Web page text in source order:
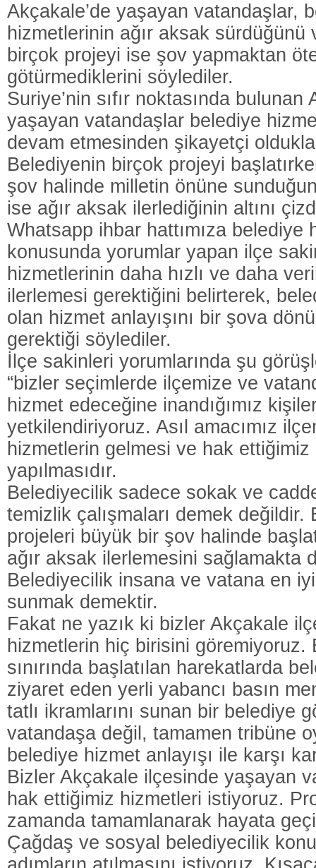
Akçakale’de yaşayan vatandaşlar,
hizmetlerinin ağır aksak sürdüğünü
birçok projeyi ise şov yapmaktan
götürmediklerini söylediler.
Suriye’nin sıfır noktasında
yaşayan vatandaşlar belediye
devam etmesinden şikayetçi
Belediyenin birçok projeyi
şov halinde milletin önüne
ise ağır aksak ilerlediğinin altını
Whatsapp ihbar hattımıza belediye
konusunda yorumlar yapan ilçe
hizmetlerinin daha hızlı ve daha
ilerlemesi gerektiğini belirterek,
olan hizmet anlayışını bir şova
gerektiği söylediler.
İlçe sakinleri yorumlarında şu
“bizler seçimlerde ilçemize ve
hizmet edeceğine inandığımız
yetkilendiriyoruz. Asıl amacımız
hizmetlerin gelmesi ve hak ettiğimiz
yapılmasıdır.
Belediyecilik sadece sokak ve
temizlik çalışmaları demek değildir.
projeleri büyük bir şov halinde
ağır aksak ilerlemesini sağlamakta
Belediyecilik insana ve vatana en
sunmak demektir.
Fakat ne yazık ki bizler Akçakale
hizmetlerin hiç birisini göremiyoruz.
sınırında başlatılan harekatlarda
ziyaret eden yerli yabancı basın
tatlı ikramlarını sunan bir belediye
vatandaşa değil, tamamen tribüne
belediye hizmet anlayışı ile karşı
Bizler Akçakale ilçesinde yaşayan
hak ettiğimiz hizmetleri istiyoruz.
zamanda tamamlanarak hayata
Çağdaş ve sosyal belediyecilik